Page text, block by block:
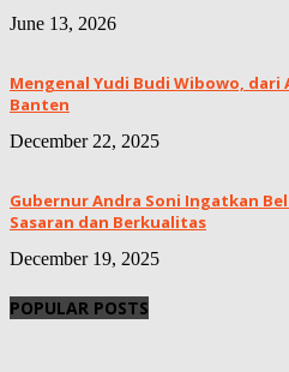
June 13, 2026
Mengenal Yudi Budi Wibowo, dari
Banten
December 22, 2025
Gubernur Andra Soni Ingatkan
Sasaran dan Berkualitas
December 19, 2025
POPULAR POSTS